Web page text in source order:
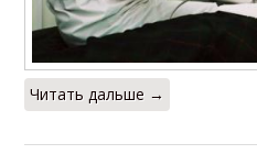
Читать дальше →